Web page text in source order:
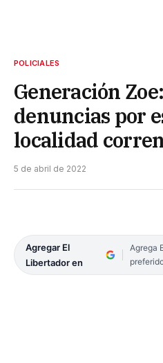
POLICIALES
Generación
denuncias por
localidad
5 de abril de 2022
Agregar El
Libertador en
Agrega